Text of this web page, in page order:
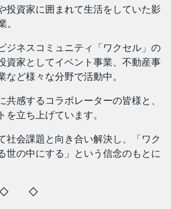
投資家に囲まれて生活をしていた影
ジネスコミュニティ「ワクセル」の
資家としてイベント事業、不動産事
ど様々な分野で活動中。
共感するコラボレーターの皆様と、
立ち上げています。
社会課題と向き合い解決し、「ワク
世の中にする」という信念のもとに
◇